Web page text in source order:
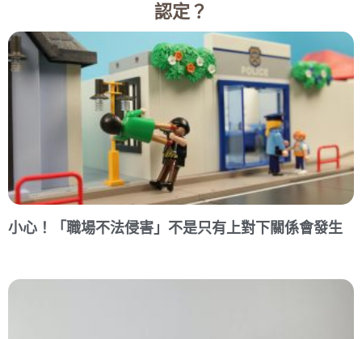
認定？
小心！「職場不法侵害」不是只有上對下關係會發生